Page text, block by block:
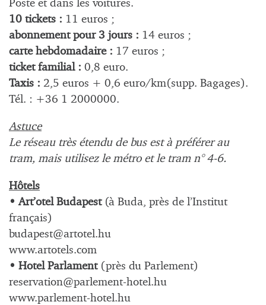
Poste et dans les voitures.
10 tickets : 11 euros ;
abonnement pour 3 jours : 14 euros ;
carte hebdomadaire : 17 euros ;
ticket familial : 0,8 euro.
Taxis : 2,5 euros + 0,6 euro/km(supp. Bagages).
Tél. : +36 1 2000000.
Astuce
Le réseau très étendu de bus est à préférer au
tram, mais utilisez le métro et le tram n° 4-6.
Hôtels
• Art’otel Budapest (à Buda, près de l’Institut
français)
budapest@artotel.hu
www.artotels.com
• Hotel Parlament (près du Parlement)
reservation@parlement-hotel.hu
www.parlement-hotel.hu